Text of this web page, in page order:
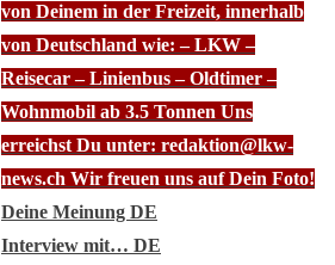
von Deinem in der Freizeit, innerhalb
von Deutschland wie: – LKW –
Reisecar – Linienbus – Oldtimer –
Wohnmobil ab 3.5 Tonnen Uns
erreichst Du unter: redaktion@lkw-
news.ch Wir freuen uns auf Dein Foto!
Deine Meinung DE
Interview mit… DE